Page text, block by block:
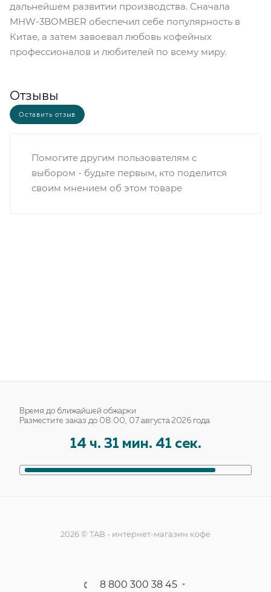
дальнейшем развитии производства. Сначала
MHW-3BOMBER обеспечил себе популярность в
Китае, а затем завоевал любовь кофейных
профессионалов и любителей по всему миру.
Отзывы
Оставить отзыв
Помогите другим пользователям с
выбором - будьте первым, кто поделится
своим мнением об этом товаре
Время до ближайшей обжарки
Разместите заказ до 08:00, 07 августа 2026 года
14 ч. 31 мин. 41 сек.
2026 © TAB - интернет-магазин кофе
8 800 300 38 45